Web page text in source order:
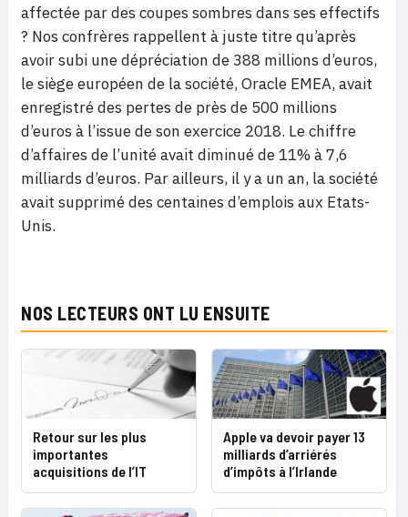
affectée par des coupes sombres dans ses effectifs
? Nos confrères rappellent à juste titre qu’après
avoir subi une dépréciation de 388 millions d’euros,
le siège européen de la société, Oracle EMEA, avait
enregistré des pertes de près de 500 millions
d’euros à l’issue de son exercice 2018. Le chiffre
d’affaires de l’unité avait diminué de 11% à 7,6
milliards d’euros. Par ailleurs, il y a un an, la société
avait supprimé des centaines d’emplois aux Etats-
Unis.
NOS LECTEURS ONT LU ENSUITE
Retour sur les plus
importantes
acquisitions de l’IT
Apple va devoir payer 13
milliards d’arriérés
d’impôts à l’Irlande